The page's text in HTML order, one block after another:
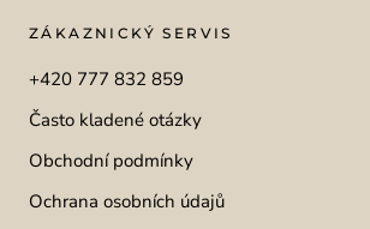
ZÁKAZNICKÝ SERVIS
+420 777 832 859
Často kladené otázky
Obchodní podmínky
Ochrana osobních údajů